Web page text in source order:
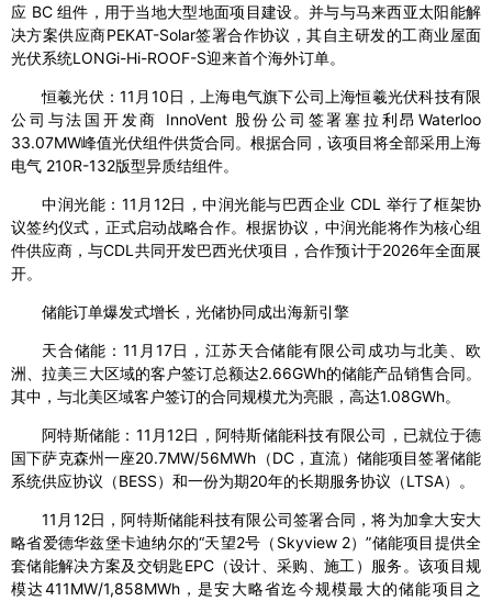
应 BC 组件，用于当地大型地面项目建设。并与与马来西亚太阳能解
决方案供应商PEKAT-Solar签署合作协议，其自主研发的工商业屋面
光伏系统LONGi-Hi-ROOF-S迎来首个海外订单。
恒羲光伏：11月10日，上海电气旗下公司上海恒羲光伏科技有限
公司与法国开发商 InnoVent 股份公司签署塞拉利昂Waterloo
33.07MW峰值光伏组件供货合同。根据合同，该项目将全部采用上海
电气 210R-132版型异质结组件。
中润光能：11月12日，中润光能与巴西企业 CDL 举行了框架协
议签约仪式，正式启动战略合作。根据协议，中润光能将作为核心组
件供应商，与CDL共同开发巴西光伏项目，合作预计于2026年全面展
开。
储能订单爆发式增长，光储协同成出海新引擎
天合储能：11月17日，江苏天合储能有限公司成功与北美、欧
洲、拉美三大区域的客户签订总额达2.66GWh的储能产品销售合同。
其中，与北美区域客户签订的合同规模尤为亮眼，高达1.08GWh。
阿特斯储能：11月12日，阿特斯储能科技有限公司，已就位于德
国下萨克森州一座20.7MW/56MWh（DC，直流）储能项目签署储能
系统供应协议（BESS）和一份为期20年的长期服务协议（LTSA）。
11月12日，阿特斯储能科技有限公司签署合同，将为加拿大安大
略省爱德华兹堡卡迪纳尔的“天望2号（Skyview 2）”储能项目提供全
套储能解决方案及交钥匙EPC（设计、采购、施工）服务。该项目规
模达411MW/1,858MWh，是安大略省迄今规模最大的储能项目之